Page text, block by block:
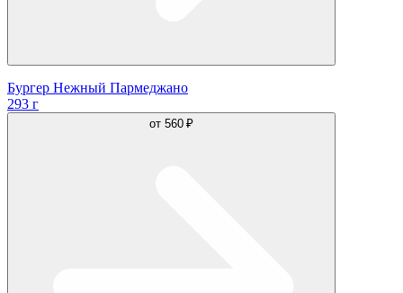
Бургер Нежный Пармеджано
293 г
от 560 ₽